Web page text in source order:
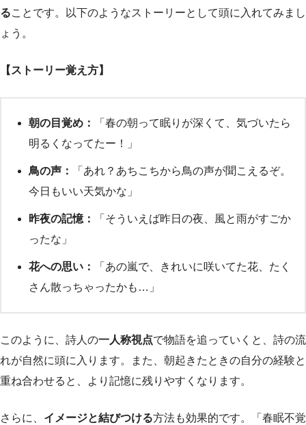
ることです。以下のようなストーリーとして頭に入れてみまし
ょう。
【ストーリー覚え方】
朝の目覚め：
「春の朝って眠りが深くて、気づいたら
明るくなってたー！」
鳥の声：
「あれ？あちこちから鳥の声が聞こえるぞ。
今日もいい天気かな」
昨夜の記憶：
「そういえば昨日の夜、風と雨がすごか
ったな」
花への思い：
「あの嵐で、きれいに咲いてた花、たく
さん散っちゃったかも…」
このように、詩人の一人称視点で物語を追っていくと、詩の流
れが自然に頭に入ります。また、朝起きたときの自分の経験と
重ね合わせると、より記憶に残りやすくなります。
さらに、 イメージと結びつける方法も効果的です。「春眠不覚